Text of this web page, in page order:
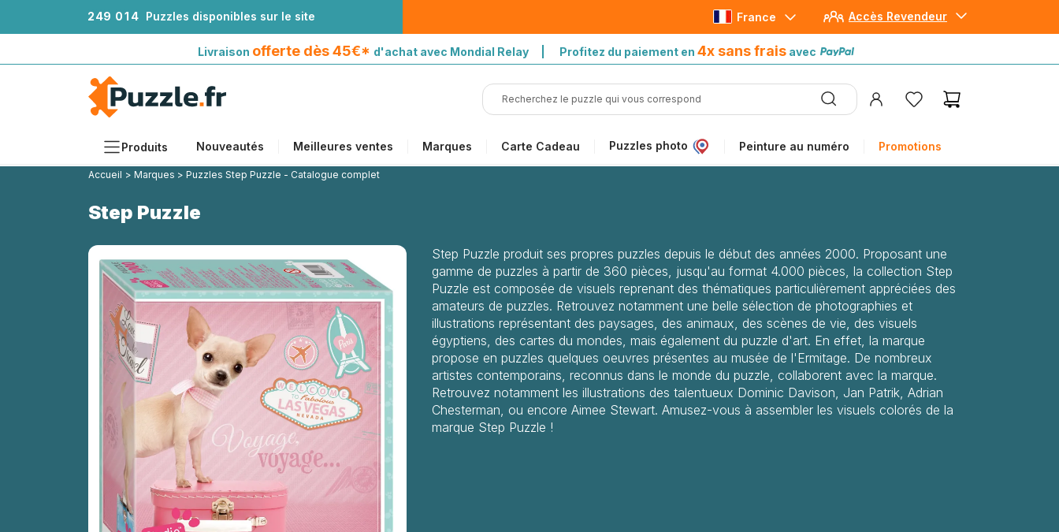
249 01 4 Puzzles disponibles sur le site Accès Revendeur
France
Livraison offerte dès 45€* d'achat avec Mondial Relay | Profitez du paiement en 4x sans frais avec
Produits Nouveautés Meilleures ventes Marques Carte Cadeau Puzzles photo Peinture au numéro Promotions
Tailles
Formats
Âges
Artistes
Accessoires
Puzzles en bois
Peinture au numéro
avec Mondial Relay
avec Paypal
Accueil > Marques > Puzzles Step Puzzle - Catalogue complet
Step Puzzle
Step Puzzle produit ses propres puzzles depuis le début des années 2000. Proposant une
gamme de puzzles à partir de 360 pièces, jusqu'au format 4.000 pièces, la collection Step
Puzzle est composée de visuels reprenant des thématiques particulièrement appréciées des
amateurs de puzzles. Retrouvez notamment une belle sélection de photographies et
illustrations représentant des paysages, des animaux, des scènes de vie, des visuels
égyptiens, des cartes du mondes, mais également du puzzle d'art. En effet, la marque
propose en puzzles quelques oeuvres présentes au musée de l'Ermitage. De nombreux
artistes contemporains, reconnus dans le monde du puzzle, collaborent avec la marque.
Retrouvez notamment les illustrations des talentueux Dominic Davison, Jan Patrik, Adrian
Chesterman, ou encore Aimee Stewart. Amusez-vous à assembler les visuels colorés de la
marque Step Puzzle !